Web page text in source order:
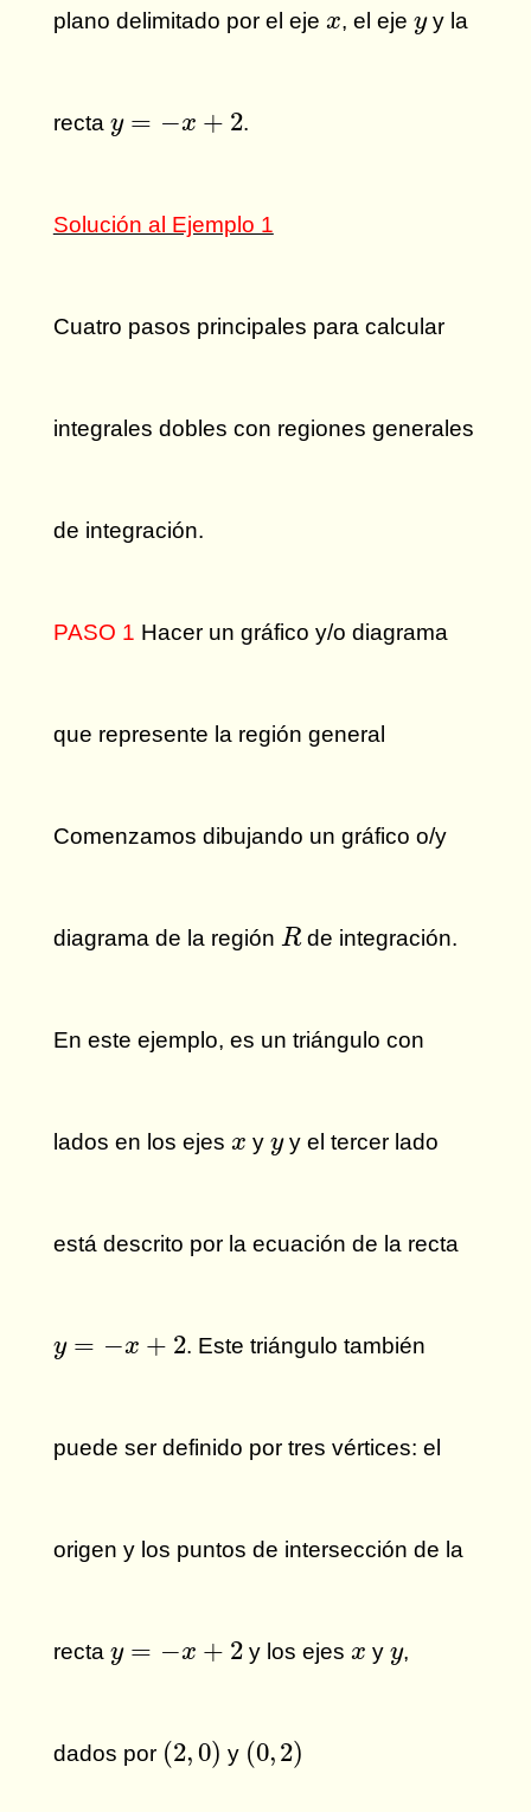
plano delimitado por el eje x
x, el eje y
yy la
recta y = −x + 2
y= 2 .
Solución al Ejemplo 1
Cuatro pasos principales para calcular
integrales dobles con regiones generales
de integración.
PASO 1 Hacer un gráfico y/o diagrama
que represente la región general
Comenzamos dibujando un gráfico o/y
diagrama de la región R
Rde integración.
En este ejemplo, es un triángulo con
lados en los ejes x
x y y
yy el tercer lado
está descrito por la ecuación de la recta
y = −x + 2
y= 2 . Este triángulo también
puede ser definido por tres vértices: el
origen y los puntos de intersección de la
recta y = −x + 2
y= 2 y los ejes x
x y y
y,
dados por (2,0)
(2 0) y (0,2)
(0 2)